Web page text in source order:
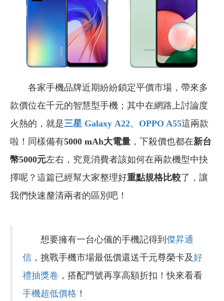
各家手機品牌近期紛紛鎖定平價市場，帶來多
款價位在千元的智慧型手機；其中在網路上討論度
火熱的，就是三星 Galaxy A22、 OPPO A55這兩款
啦！同樣備有5000 mAh大電量 ，下殺價也都在新台
幣5000元左右，究竟消費者該如何在兩款機型中抉
擇呢？這篇已經幫大家整理好重點規格比較了，讓
我們快速釐清兩者的區別吧！
想要擁有一台心儀的手機記得到 傑昇通
信 ，挑戰手機市場最低價還送千元尊榮卡及好
禮抽獎卷 ，搭配門號再享高額折扣！快來看看
手機超低價格 ！